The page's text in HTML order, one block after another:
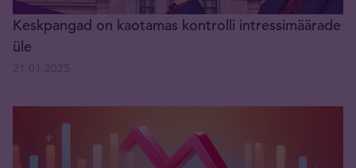
Keskpangad on kaotamas kontrolli intressimäärade
üle